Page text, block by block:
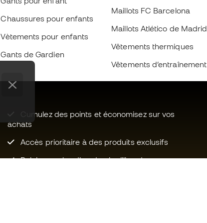
Chaussures pour enfants
Vètements pour enfants
Gants de Gardien
Maillots FC Barcelona
Maillots Atlético de Madrid
Vêtements thermiques
Vêtements d’entraînement
Cumulez des points et économisez sur vos
achats
Accès prioritaire à des produits exclusifs
Rejoignez plus d’un demi-million de